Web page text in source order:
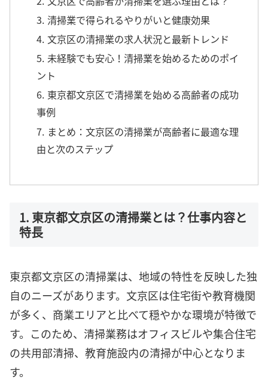
3. 清掃業で得られるやりがいと健康効果
4. 文京区の清掃業の求人状況と最新トレンド
5. 未経験でも安心！清掃業を始めるためのポイ
ント
6. 東京都文京区で清掃業を始める高齢者の成功
事例
7. まとめ：文京区の清掃業が高齢者に最適な理
由と次のステップ
1. 東京都文京区の清掃業とは？仕事内容と
特長
東京都文京区の清掃業は、地域の特性を反映した独
自のニーズがあります。文京区は住宅街や教育機関
が多く、商業エリアと比べて穏やかな環境が特徴で
す。このため、清掃業務はオフィスビルや集合住宅
の共用部清掃、教育施設内の清掃が中心となりま
す。